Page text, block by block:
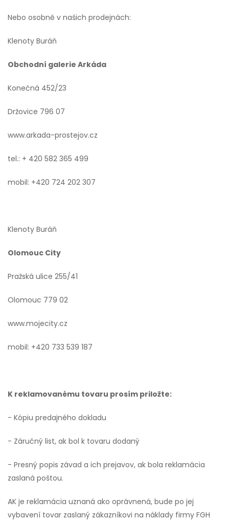
Nebo osobně v našich prodejnách:
Klenoty Buráň
Obchodní galerie Arkáda
Konečná 452/23
Držovice 796 07
www.arkada-prostejov.cz
tel.: + 420 582 365 499
mobil: +420 724 202 307
Klenoty Buráň
Olomouc City
Pražská ulice 255/41
Olomouc 779 02
www.mojecity.cz
mobil: +420 733 539 187
K reklamovanému tovaru prosím priložte:
- Kópiu predajného dokladu
- Záručný list, ak bol k tovaru dodaný
- Presný popis závad a ich prejavov, ak bola reklamácia
zaslaná poštou.
AK je reklamácia uznaná ako oprávnená, bude po jej
vybavení tovar zaslaný zákazníkovi na náklady firmy FGH